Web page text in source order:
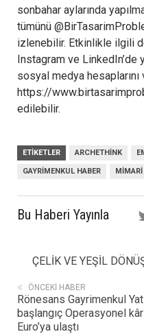
sonbahar aylarında
tümünü
izlenebilir. Etkinlikle ilgili
Instagram ve
sosyal medya
https://
edilebilir.
ETIKETLER ARCHETHINK
GAYRIMENKUL HABER MIMARI
Bu Haberi Yayınla
ÇELİK VE YEŞİL
ÖNCEKI HABER
Rönesans Gayrimenkul
başlangıç Operasyonel
Euro’ya ulaştı